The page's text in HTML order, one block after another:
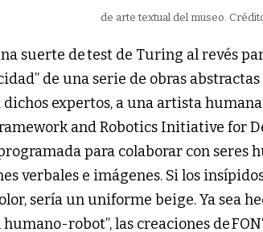
de arte textual del museo.
suerte de test de Turing al revés
de una serie de obras
expertos, a una artista
and Robotics Initiative for
para colaborar con seres
verbales e imágenes. Si los
sería un uniforme beige. Ya sea
robot”, las creaciones de